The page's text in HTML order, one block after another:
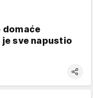
domaće
sve napustio